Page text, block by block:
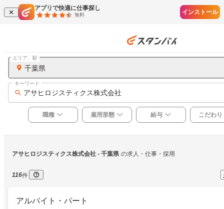
アプリで快適に仕事探し
無料 インストール
千葉県
エリア、駅
アサヒロジスティクス株式会社
キーワード
職種 雇用形態 給与 こだわり
アサヒロジスティクス株式会社 - 千葉県 の求人・仕事・採用
116件
アルバイト・パート